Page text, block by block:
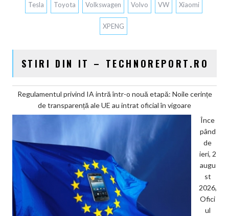
Tesla Toyota Volkswagen Volvo VW Xiaomi
XPENG
STIRI DIN IT – TECHNOREPORT.RO
Regulamentul privind IA intră într-o nouă etapă: Noile cerințe
de transparență ale UE au intrat oficial în vigoare
Înce
pând
de
ieri, 2
augu
st
2026,
Ofici
ul